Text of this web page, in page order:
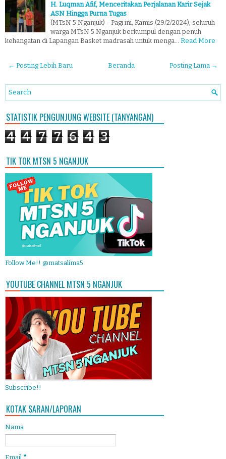
H. Luqman Afif, Menceritakan Perjalanan Karir Sejak
ASN Hingga Purna Tugas
(MTsN 5 Nganjuk) - Pagi ini, Kamis (29/2/2024), seluruh
warga MTsN 5 Nganjuk berkumpul dengan penuh
kehangatan di Lapangan Basket madrasah untuk menga… Read More
← Posting Lebih Baru Posting Lama →
Beranda
STATISTIK PENGUNJUNG WEBSITE (TANYANGAN)
4 4 7 7 6 4 3
TIK TOK MTSN 5 NGANJUK
Follow Me!! @matsalima5
YOUTUBE CHANNEL MTSN 5 NGANJUK
Subscribe!!
KOTAK SARAN/LAPORAN
Nama
Email *